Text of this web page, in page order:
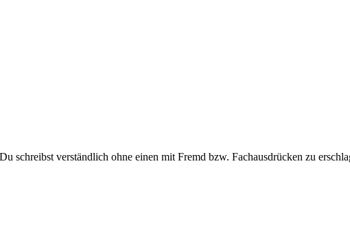
schreibst verständlich ohne einen mit Fremd bzw. Fachausdrücken zu